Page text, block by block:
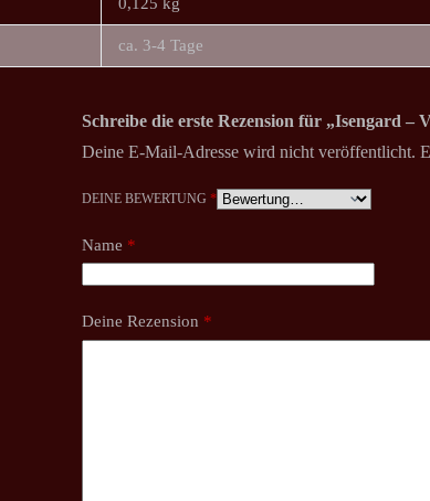
ca. 3-4 Tage
Schreibe die erste Rezension für „Isengard –
Deine E-Mail-Adresse wird nicht veröffentlicht.
DEINE BEWERTUNG *
Name *
Deine Rezension *